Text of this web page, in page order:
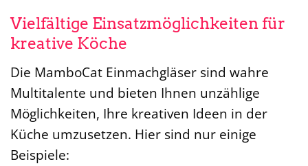
Vielfältige Einsatzmöglichkeiten für
kreative Köche
Die MamboCat Einmachgläser sind wahre
Multitalente und bieten Ihnen unzählige
Möglichkeiten, Ihre kreativen Ideen in der
Küche umzusetzen. Hier sind nur einige
Beispiele: